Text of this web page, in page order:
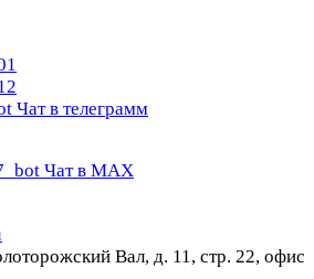
Чат в телеграмм
Чат в МАХ
Вал, д. 11, стр. 22, офис